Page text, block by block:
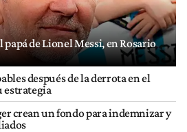
de Lionel Messi, en Rosario
después de la derrota en el
estrategia
crean un fondo para indemnizar y